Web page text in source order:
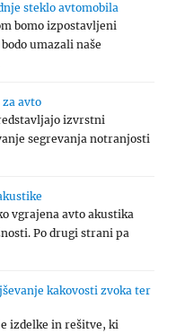
steklo avtomobila
bomo izpostavljeni
umazali naše
avto
izvrstni
segrevanja notranjosti
vgrajena avto akustika
Po drugi strani pa
kakovosti zvoka ter
izdelke in rešitve, ki